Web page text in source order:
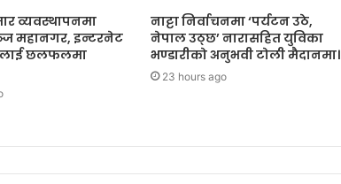
व्यवस्थापनमा
महानगर, इन्टरनेट
छलफलमा
नाट्टा निर्वाचनमा ‘पर्यटन उठे,
नेपाल उठ्छ’ नारासहित युविका
भण्डारीको अनुभवी टोली मैदानमा।
23 hours ago